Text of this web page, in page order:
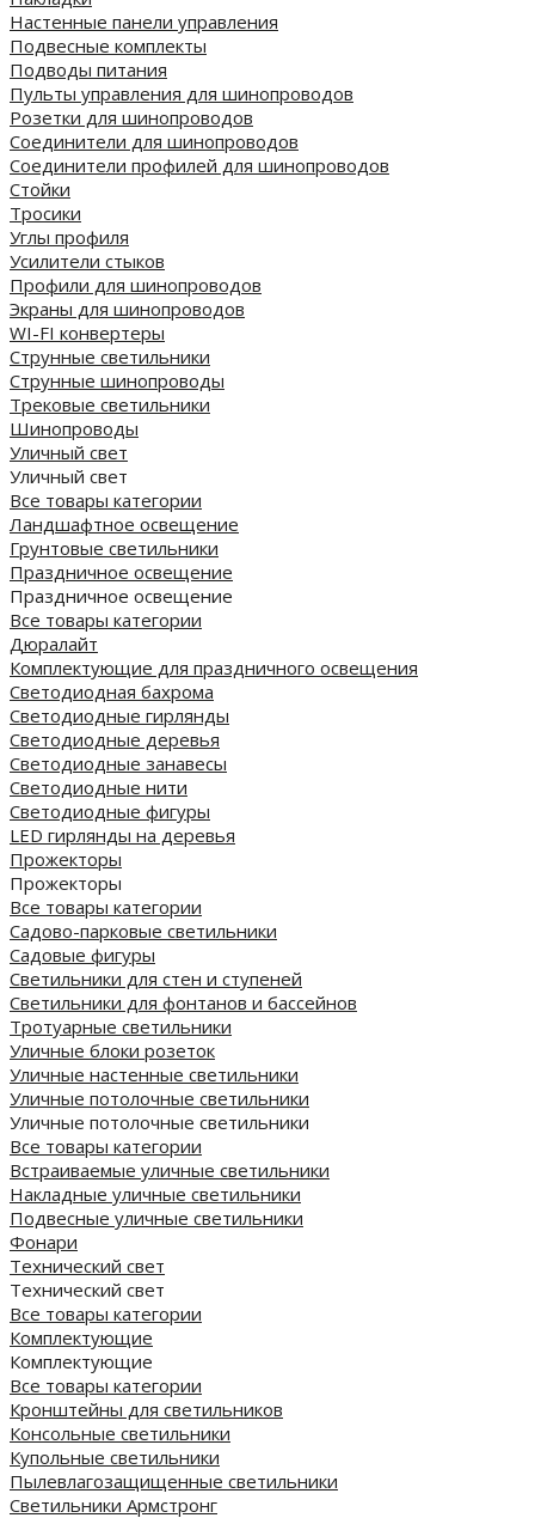
Настенные панели управления
Подвесные комплекты
Подводы питания
Пульты управления для шинопроводов
Розетки для шинопроводов
Соединители для шинопроводов
Соединители профилей для шинопроводов
Стойки
Тросики
Углы профиля
Усилители стыков
Профили для шинопроводов
Экраны для шинопроводов
WI-FI конвертеры
Струнные светильники
Струнные шинопроводы
Трековые светильники
Шинопроводы
Уличный свет
Уличный свет
Все товары категории
Ландшафтное освещение
Грунтовые светильники
Праздничное освещение
Праздничное освещение
Все товары категории
Дюралайт
Комплектующие для праздничного освещения
Светодиодная бахрома
Светодиодные гирлянды
Светодиодные деревья
Светодиодные занавесы
Светодиодные нити
Светодиодные фигуры
LED гирлянды на деревья
Прожекторы
Прожекторы
Все товары категории
Садово-парковые светильники
Садовые фигуры
Светильники для стен и ступеней
Светильники для фонтанов и бассейнов
Тротуарные светильники
Уличные блоки розеток
Уличные настенные светильники
Уличные потолочные светильники
Уличные потолочные светильники
Все товары категории
Встраиваемые уличные светильники
Накладные уличные светильники
Подвесные уличные светильники
Фонари
Технический свет
Технический свет
Все товары категории
Комплектующие
Комплектующие
Все товары категории
Кронштейны для светильников
Консольные светильники
Купольные светильники
Пылевлагозащищенные светильники
Светильники Армстронг